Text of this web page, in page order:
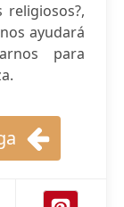
religiosos?,
ayudará
para